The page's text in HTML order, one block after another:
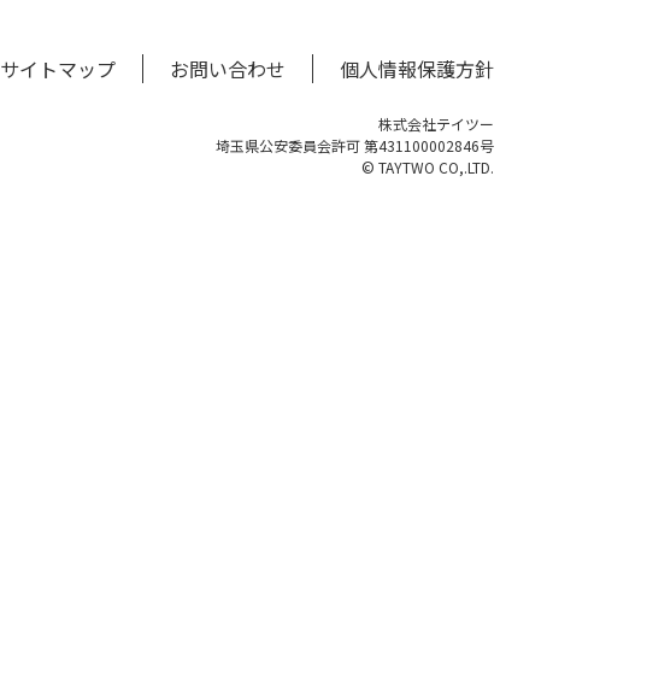
サイトマップ お問い合わせ 個人情報保護方針
株式会社テイツー
埼玉県公安委員会許可 第431100002846号
© TAYTWO CO,.LTD.